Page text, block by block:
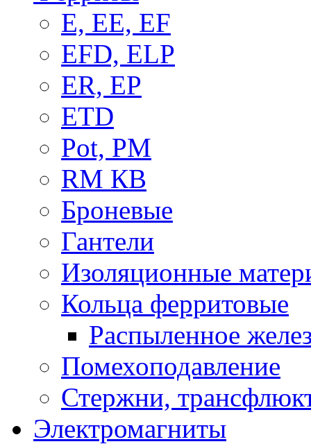
E, EE, EF
EFD, ELP
ER, EP
ETD
Pot, PM
RM КВ
Броневые
Гантели
Изоляционные
Кольца ферритовые
Распыленное
Помехоподавление
Стержни,
Электромагниты